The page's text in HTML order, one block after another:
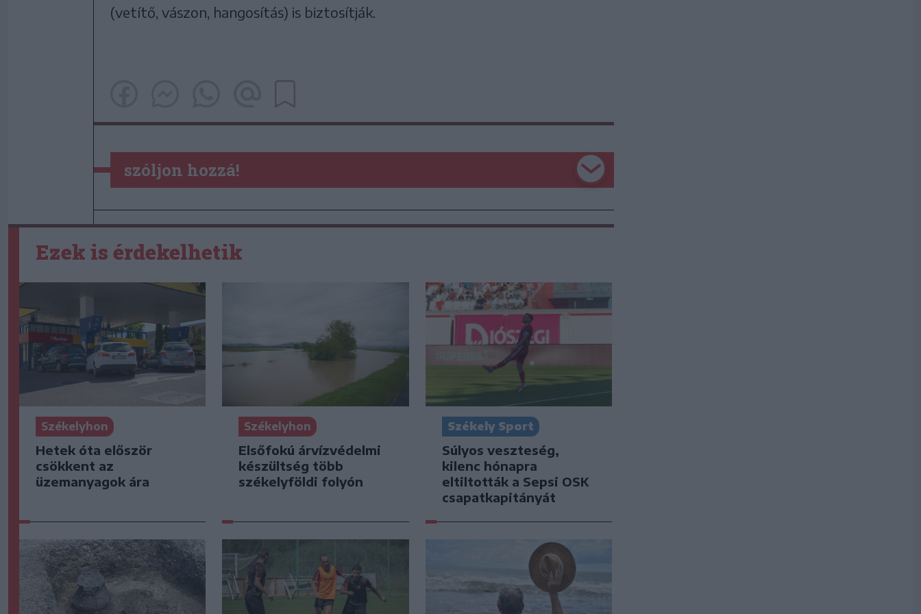
(vetítő, vászon, hangosítás) is biztosítják.
szóljon hozzá!
Ezek is érdekelhetik
Székelyhon
Hetek óta először
csökkent az
üzemanyagok ára
Székelyhon
Elsőfokú árvízvédelmi
készültség több
székelyföldi folyón
Székely Sport
Súlyos veszteség,
kilenc hónapra
eltiltották a Sepsi OSK
csapatkapitányát